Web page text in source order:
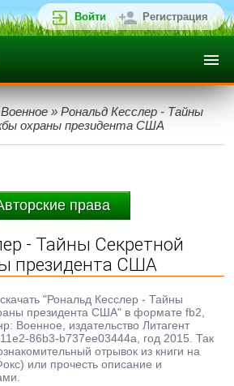
Войти Регистрация
Военное » Рональд Кесслер - Тайны
охраны президента США
права
- Тайны Секретной
президента США
"Рональд Кесслер - Тайны
президента США" в формате fb2,
Военное, издательство Литагент
86b3-b737ee03444a, год 2015. Так
отрывок из книги на
или прочесть описание и